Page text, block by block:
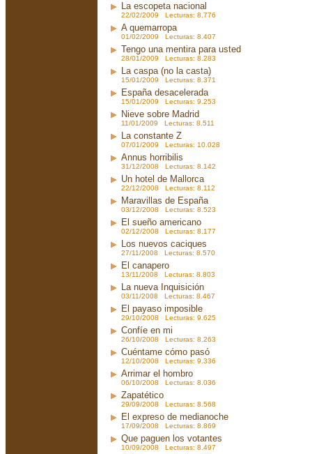
La escopeta nacional
22/02/2009 Lecturas: 8.776
A quemarropa
01/02/2009 Lecturas: 8.407
Tengo una mentira para usted
28/01/2009 Lecturas: 8.283
La caspa (no la casta)
15/01/2009 Lecturas: 8.371
España desacelerada
15/01/2009 Lecturas: 9.253
Nieve sobre Madrid
11/01/2009 Lecturas: 8.511
La constante Z
07/01/2009 Lecturas: 10.028
Annus horribilis
31/12/2008 Lecturas: 8.142
Un hotel de Mallorca
22/12/2008 Lecturas: 8.112
Maravillas de España
03/12/2008 Lecturas: 8.523
El sueño americano
02/12/2008 Lecturas: 8.177
Los nuevos caciques
27/11/2008 Lecturas: 8.570
El canapero
13/11/2008 Lecturas: 8.803
La nueva Inquisición
03/11/2008 Lecturas: 8.467
El payaso imposible
29/10/2008 Lecturas: 9.625
Confíe en mi
26/10/2008 Lecturas: 8.263
Cuéntame cómo pasó
12/10/2008 Lecturas: 9.336
Arrimar el hombro
06/10/2008 Lecturas: 8.036
Zapatético
29/09/2008 Lecturas: 8.568
El expreso de medianoche
17/09/2008 Lecturas: 8.869
Que paguen los votantes
10/09/2008 Lecturas: 8.497